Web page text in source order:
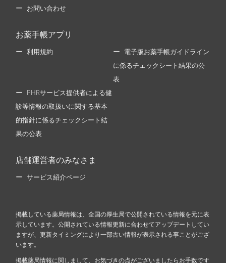
お問い合わせ
お薬手帳アプリ
利用規約 電子版お薬手帳ガイドライン
に係るチェックシート結果の公
表
PHRサービス提供者による健
診等情報の取扱いに関する基本
的指針に係るチェックシート結
果の公表
店舗運営者のみなさま
サービス紹介ページ
掲載している薬局情報は、全国の厚生局で公開されている情報を元に表
示しています。公開されている情報更新に合わせてアップデートしてい
ますが、更新タイミングにより一部古い情報が表示される事ことがござ
います。
掲載薬局情報に関しまして、お気づきの点がございましたらお手数です